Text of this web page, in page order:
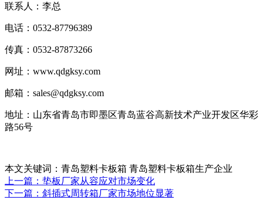
联系人：李总
电话：0532-87796389
传真：0532-87873266
网址：www.qdgksy.com
邮箱：sales@qdgksy.com
地址：山东省青岛市即墨区青岛蓝谷高新技术产业开发区华彩
路56号
本文关键词：青岛塑料卡板箱 青岛塑料卡板箱生产企业
上一篇：垫板厂家从容应对市场变化
下一篇：斜插式周转箱厂家市场地位显著